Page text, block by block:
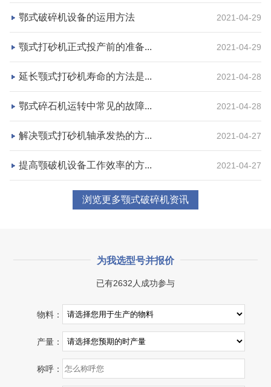
线
项目坐标
湖北省荆州市
设计产能
项目业主
咨询该项目执行经理
湖北省宜昌市砂石集并日产一万吨砂石料生产线
项目坐标
湖北省宜昌市
设计产能
日产一万吨
项目业主
鄂式破碎机设备的运用方法 2021-04-29
颚式打砂机正式投产前的准备... 2021-04-29
延长颚式打砂机寿命的方法是... 2021-04-28
鄂式碎石机运转中常见的故障... 2021-04-28
解决颚式打砂机轴承发热的方... 2021-04-27
提高颚破机设备工作效率的方... 2021-04-27
浏览更多颚式破碎机资讯
为我选型号并报价
已有2632人成功参与
物料：
产量：
称呼：